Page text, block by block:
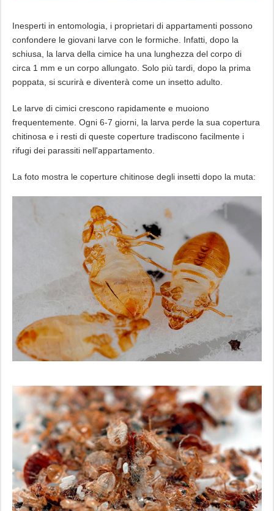
Inesperti in entomologia, i proprietari di appartamenti possono
confondere le giovani larve con le formiche. Infatti, dopo la
schiusa, la larva della cimice ha una lunghezza del corpo di
circa 1 mm e un corpo allungato. Solo più tardi, dopo la prima
poppata, si scurirà e diventerà come un insetto adulto.
Le larve di cimici crescono rapidamente e muoiono
frequentemente. Ogni 6-7 giorni, la larva perde la sua copertura
chitinosa e i resti di queste coperture tradiscono facilmente i
rifugi dei parassiti nell'appartamento.
La foto mostra le coperture chitinose degli insetti dopo la muta: